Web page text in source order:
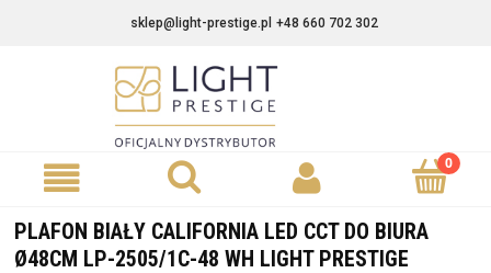
sklep@light-prestige.pl +48 660 702 302
PLAFON BIAŁY CALIFORNIA LED CCT DO BIURA
Ø48CM LP-2505/1C-48 WH LIGHT PRESTIGE